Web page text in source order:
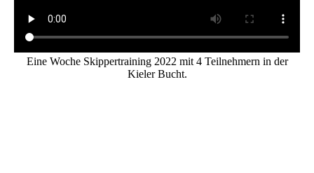
Eine Woche Skippertraining 2022 mit 4 Teilnehmern in der
Kieler Bucht.